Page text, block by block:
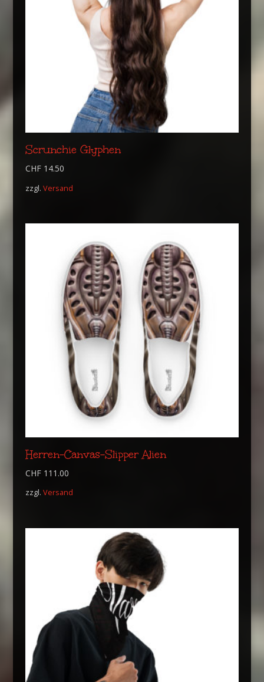
Scrunchie Glyphen
CHF14.50
zzgl. Versand
Herren-Canvas-Slipper Alien
CHF111.00
zzgl. Versand